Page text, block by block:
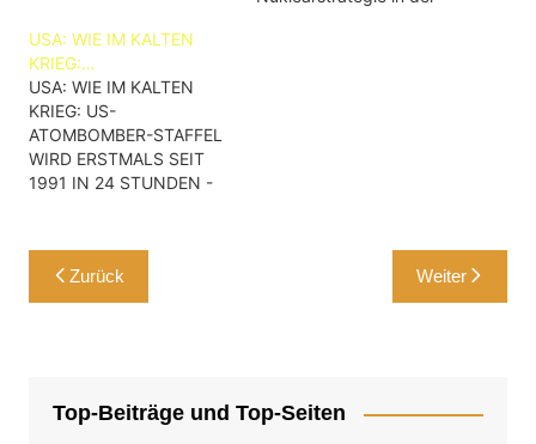
Nucleare Posture Review
USA: WIE IM KALTEN
KRIEG:…
USA: WIE IM KALTEN
KRIEG: US-
ATOMBOMBER-STAFFEL
WIRD ERSTMALS SEIT
1991 IN 24 STUNDEN -
EXCLUSIVE: US Preparing
to Put Nuclear Bombers
Back on 24-Hour Alert
Beitragsnavigation
Zurück Weiter
Top-Beiträge und Top-Seiten